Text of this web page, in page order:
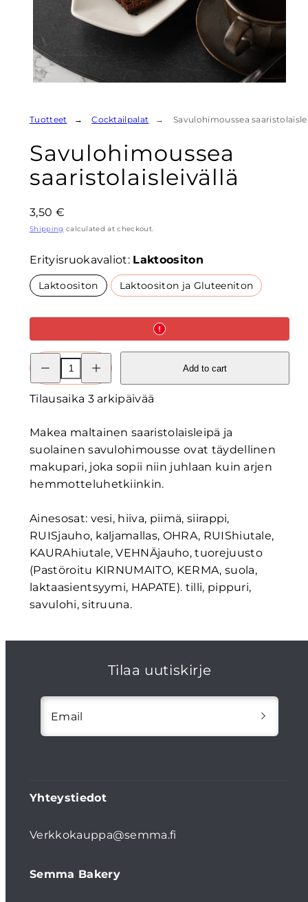
Tuotteet Cocktailpalat Savulohimoussea
Savulohimoussea
saaristolaisleivällä
Regular
price
3,50 €
Shipping calculated at checkout.
Erityisruokavaliot: Laktoositon
Laktoositon Laktoositon ja Gluteeniton
Decrease
quantity
for
saaristolaisleivällä
quantity
for
saaristolaisleivällä
Add to cart
Tilausaika 3 arkipäivää
Makea maltainen saaristolaisleipä ja
suolainen savulohimousse ovat täydellinen
makupari, joka sopii niin juhlaan kuin arjen
hemmotteluhetkiinkin.
Ainesosat: vesi, hiiva, piimä, siirappi,
RUISjauho, kaljamallas, OHRA, RUIShiutale,
KAURAhiutale, VEHNÄjauho, tuorejuusto
(Pastöroitu KIRNUMAITO, KERMA, suola,
laktaasientsyymi, HAPATE). tilli, pippuri,
savulohi, sitruuna.
Tilaa uutiskirje
Email
Yhteystiedot
Verkkokauppa@semma.fi
Semma Bakery